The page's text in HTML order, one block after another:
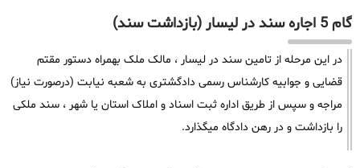
گام 5 اجاره سند در لیسار (بازداشت سند)
در این مرحله از تامین سند در لیسار ، مالک ملک بهمراه دستور مقتم
قضایی و جوابیه کارشناس رسمی دادگشتری به شعبه نیابت (درصورت نیاز)
مراجه و سپس از طریق اداره ثبت اسناد و املاک استان یا شهر ، سند ملکی
را بازداشت و در رهن دادگاه میگذارد.